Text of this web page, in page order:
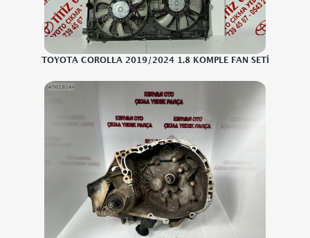
TOYOTA COROLLA 2019/2024 1.8 KOMPLE FAN SETİ